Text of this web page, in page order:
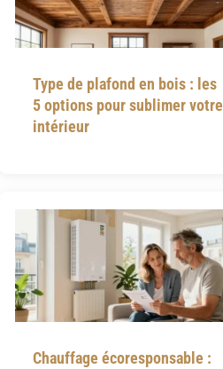
Type de plafond en bois : les
5 options pour sublimer votre
intérieur
Chauffage écoresponsable :